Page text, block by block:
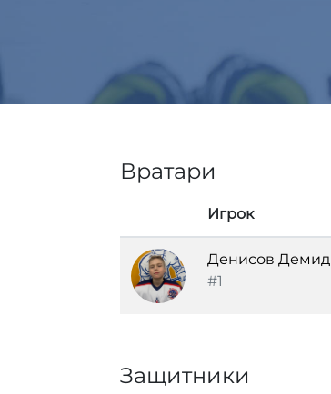
Вратари
Игрок
Денисов Демид
#1
Защитники